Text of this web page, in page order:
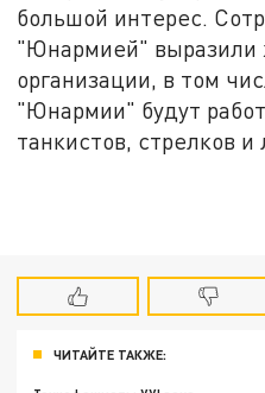
большой интерес.
"Юнармией" выразили
организации, в том
"Юнармии" будут
танкистов, стрелков и
ЧИТАЙТЕ ТАКЖЕ: